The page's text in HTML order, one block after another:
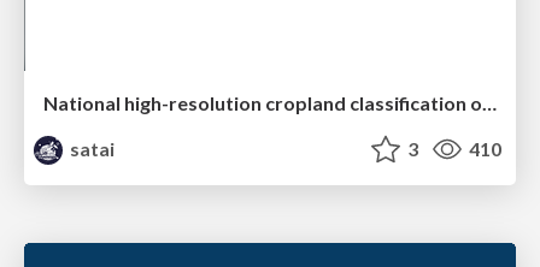
National high-resolution cropland classification of Japan with agricultural census information and multi-temporal multi-modality datasets
satai
3 410